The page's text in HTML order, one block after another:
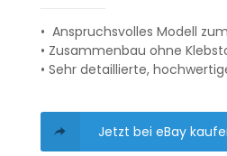
• Anspruchsvolles Modell
• Zusammenbau ohne
• Sehr detaillierte,
Jetzt bei eBay